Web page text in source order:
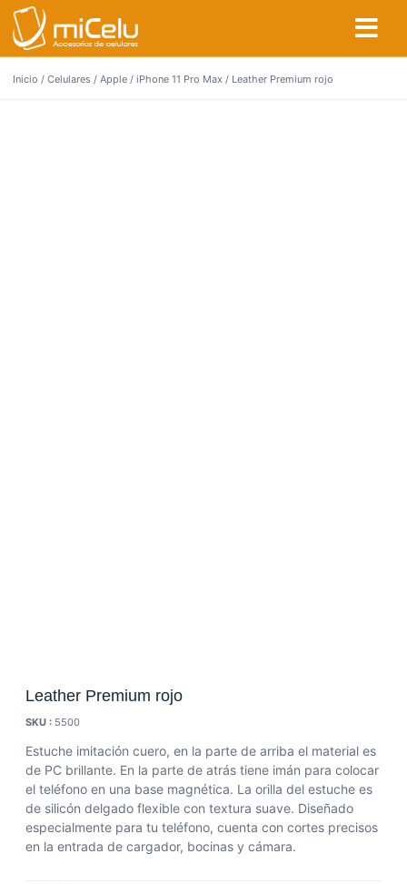
Inicio / Celulares / Apple / iPhone 11 Pro Max / Leather Premium rojo
Leather Premium rojo
SKU : 5500
Estuche imitación cuero, en la parte de arriba el material es
de PC brillante. En la parte de atrás tiene imán para colocar
el teléfono en una base magnética. La orilla del estuche es
de silicón delgado flexible con textura suave. Diseñado
especialmente para tu teléfono, cuenta con cortes precisos
en la entrada de cargador, bocinas y cámara.